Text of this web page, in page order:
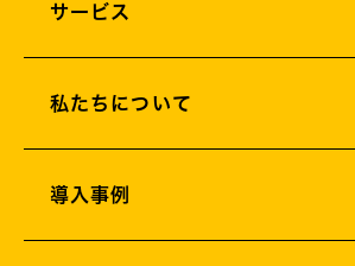
サービス
オフィスグリーンエネルギー
オフィスカメラソリューション
オフィス構築支援
私たちについて
導入事例